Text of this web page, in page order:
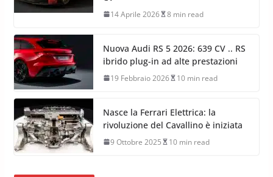
14 Aprile 2026 8 min read
Nuova Audi RS 5 2026: 639 CV .. RS
ibrido plug-in ad alte prestazioni
19 Febbraio 2026 10 min read
Nasce la Ferrari Elettrica: la
rivoluzione del Cavallino è iniziata
9 Ottobre 2025 10 min read